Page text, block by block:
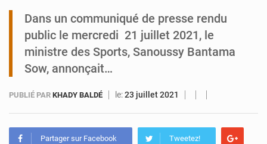
Dans un communiqué de presse rendu
public le mercredi 21 juillet 2021, le
ministre des Sports, Sanoussy Bantama
Sow, annonçait…
PUBLIÉ PAR KHADY BALDÉ le:23 juillet 2021
Partager sur Facebook Tweetez!